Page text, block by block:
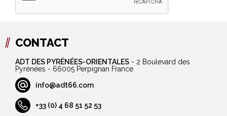
CONTACT
ADT DES PYRÉNÉES-ORIENTALES - 2 Boulevard des
Pyrénées - 66005 Perpignan France
info@adt66.com
+33 (0) 4 68 51 52 53